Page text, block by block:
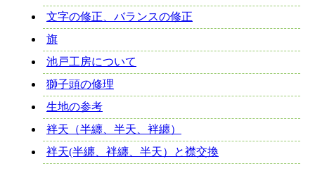
文字の修正、バランスの修正
旗
池戸工房について
獅子頭の修理
生地の参考
袢天（半纏、半天、袢纏）
袢天(半纏、袢纏、半天）と襟交換